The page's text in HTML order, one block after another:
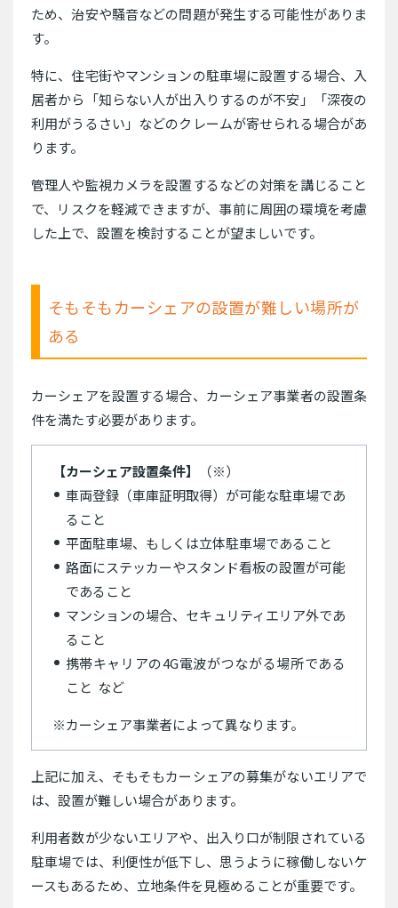
ため、治安や騒音などの問題が発生する可能性がありま
す。
特に、住宅街やマンションの駐車場に設置する場合、入
居者から「知らない人が出入りするのが不安」「深夜の
利用がうるさい」などのクレームが寄せられる場合があ
ります。
管理人や監視カメラを設置するなどの対策を講じること
で、リスクを軽減できますが、事前に周囲の環境を考慮
した上で、設置を検討することが望ましいです。
そもそもカーシェアの設置が難しい場所が
ある
カーシェアを設置する場合、カーシェア事業者の設置条
件を満たす必要があります。
【カーシェア設置条件】
（※）
車両登録（車庫証明取得）が可能な駐車場であ
ること
平面駐車場、もしくは立体駐車場であること
路面にステッカーやスタンド看板の設置が可能
であること
マンションの場合、セキュリティエリア外であ
ること
携帯キャリアの4G電波がつながる場所である
こと など
※カーシェア事業者によって異なります。
上記に加え、そもそもカーシェアの募集がないエリアで
は、設置が難しい場合があります。
利用者数が少ないエリアや、出入り口が制限されている
駐車場では、利便性が低下し、思うように稼働しないケ
ースもあるため、立地条件を見極めることが重要です。